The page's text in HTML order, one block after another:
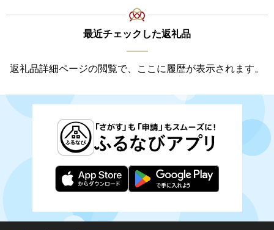
最近チェックした返礼品
返礼品詳細ページの閲覧で、ここに履歴が表示されます。